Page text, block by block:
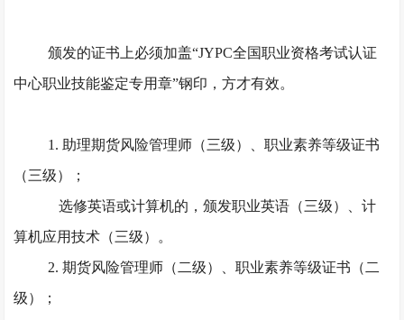
颁发的证书上必须加盖“JYPC全国职业资格考试认证
中心职业技能鉴定专用章”钢印，方才有效。
1. 助理期货风险管理师（三级）、职业素养等级证书
（三级）；
选修英语或计算机的，颁发职业英语（三级）、计
算机应用技术（三级）。
2. 期货风险管理师（二级）、职业素养等级证书（二
级）；